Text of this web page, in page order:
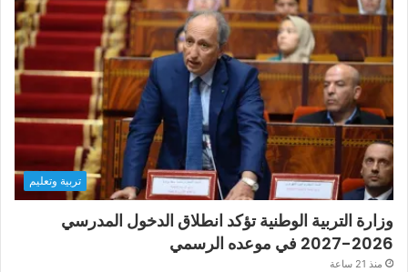
تربية وتعليم
وزارة التربية الوطنية تؤكد انطلاق الدخول المدرسي
2026-2027 في موعده الرسمي
منذ 21 ساعة